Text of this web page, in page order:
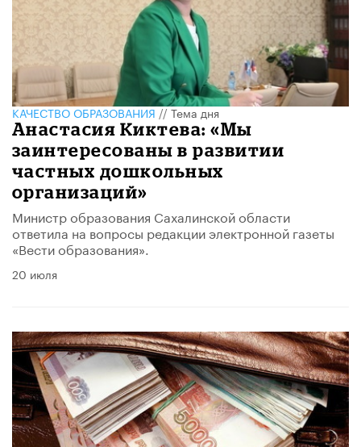
КАЧЕСТВО ОБРАЗОВАНИЯ//Тема дня
Анастасия Киктева: «Мы
заинтересованы в развитии
частных дошкольных
организаций»
Министр образования Сахалинской области
ответила на вопросы редакции электронной газеты
«Вести образования».
20 июля